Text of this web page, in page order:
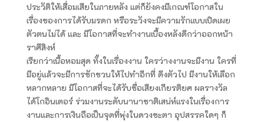
ประวัติให้เสื่อมเสียในภายหลัง แต่ก็ยังคงมีเกณฑ์โอกาสใน
เรื่องของการได้รับมรดก หรือระวังจะมีความรักแบบเปิดเผย
ตัวตนไม่ได้ และ มีโอกาสที่จะทำงานเบื้องหลังดีกว่าออกหน้า
ราศีสิงห์
เรียกว่าเนื้อหอมสุด ทั้งในเรื่องงาน ใครว่างงานจะมีงาน ใครที่
มีอยู่แล้วจะมีการชักชวนให้ไปทำอีกที่ ดึงตัวไป มีงานให้เลือก
หลากหลาย มีโอกาสที่จะได้รับชื่อเสียงเกียรติยศ ผลรางวัล
ได้โกอินเตอร์ ร่วมงานระดับนานาชาติเสน่ห์แรงในเรื่องการ
งานและการเงินถือเป็นจุดที่พุ่งในดวงชะตา อุปสรรคใดๆ ก็